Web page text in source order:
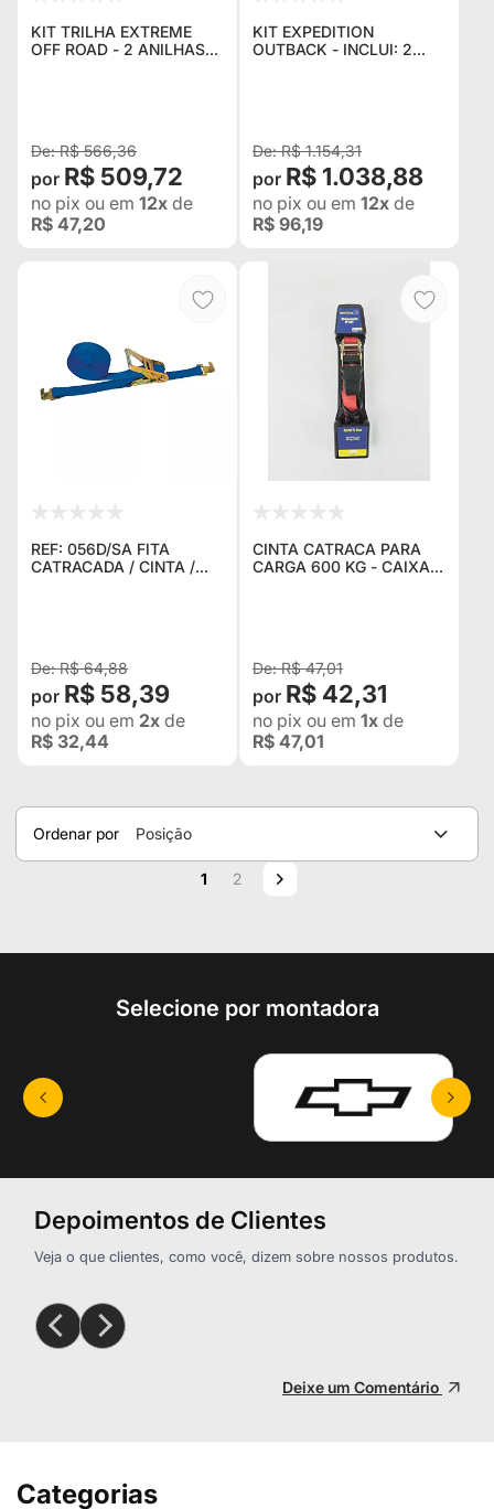
KIT TRILHA EXTREME
OFF ROAD - 2 ANILHAS
R$ 566,36
R$ 509,72
no pix ou em 12x de
R$ 47,20
KIT EXPEDITION
OUTBACK - INCLUI: 2
R$ 1.154,31
R$ 1.038,88
no pix ou em 12x de
R$ 96,19
REF: 056D/SA FITA
CATRACADA / CINTA /
R$ 64,88
R$ 58,39
no pix ou em 2x de
R$ 32,44
CINTA CATRACA PARA
CARGA 600 KG - CAIXA
R$ 47,01
R$ 42,31
no pix ou em 1x de
R$ 47,01
Ordenar por
Posição
Página
Você esta lendo a pagina
1 Página
2 Página
Próximo
Selecione por montadora
Depoimentos de Clientes
Veja o que clientes, como você, dizem sobre nossos produtos.
Deixe um Comentário
Categorias